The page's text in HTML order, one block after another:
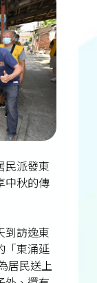
民派發東
中秋的傳
到訪逸東
「東涌延
居民送上